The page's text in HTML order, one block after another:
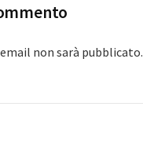
non sarà pubblicato.